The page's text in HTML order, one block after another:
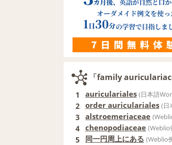
「family
1 auriculariales (日本語
2 order auriculariales (日
3 alstroemeriaceae
4 chenopodiaceae (Weblio
5 同一円周上にある (Weblio